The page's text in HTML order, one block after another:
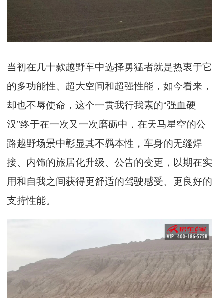
当初在几十款越野车中选择勇猛者就是热衷于它
的多功能性、超大空间和超强性能，如今看来，
却也不辱使命，这个一贯我行我素的“强血硬
汉”终于在一次又一次磨砺中，在天马星空的公
路越野场景中彰显其不羁本性，车身的无缝焊
接、内饰的旅居化升级、公告的变更，以期在实
用和自我之间获得更舒适的驾驶感受、更良好的
支持性能。